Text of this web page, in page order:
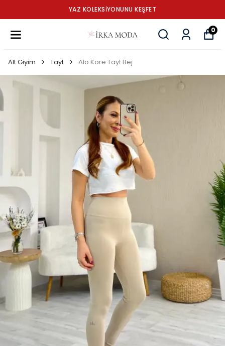
YAZ KOLEKSİYONUNU KEŞFET
0
Alt Giyim Tayt Alo Kore Tayt Bej